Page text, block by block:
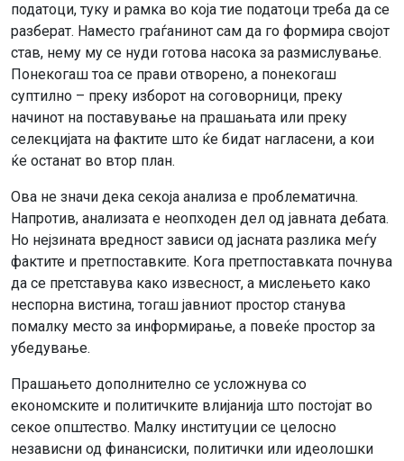
податоци, туку и рамка во која тие податоци треба да се
разберат. Наместо граѓанинот сам да го формира својот
став, нему му се нуди готова насока за размислување.
Понекогаш тоа се прави отворено, а понекогаш
суптилно – преку изборот на соговорници, преку
начинот на поставување на прашањата или преку
селекцијата на фактите што ќе бидат нагласени, а кои
ќе останат во втор план.
Ова не значи дека секоја анализа е проблематична.
Напротив, анализата е неопходен дел од јавната дебата.
Но нејзината вредност зависи од јасната разлика меѓу
фактите и претпоставките. Кога претпоставката почнува
да се претставува како извесност, а мислењето како
неспорна вистина, тогаш јавниот простор станува
помалку место за информирање, а повеќе простор за
убедување.
Прашањето дополнително се усложнува со
економските и политичките влијанија што постојат во
секое општество. Малку институции се целосно
независни од финансиски, политички или идеолошки